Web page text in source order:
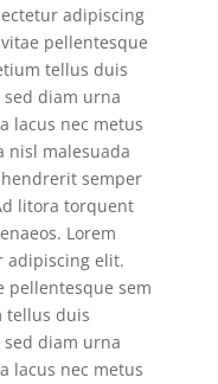
adipiscing
pellentesque
tellus duis
sed diam urna
lacus nec metus
nisl malesuada
semper
litora torquent
Lorem
adipiscing elit.
pellentesque sem
tellus duis
sed diam urna
lacus nec metus